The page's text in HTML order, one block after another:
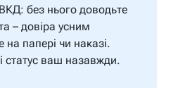
без нього доводьте
– довіра усним
папері чи наказі.
статус ваш назавжди.